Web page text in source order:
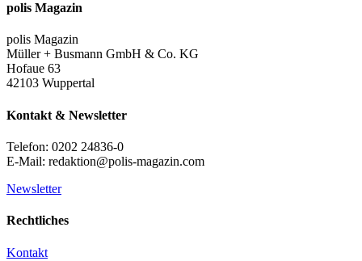
polis Magazin
polis Magazin
Müller + Busmann GmbH & Co. KG
Hofaue 63
42103 Wuppertal
Kontakt & Newsletter
Telefon: 0202 24836-0
E-Mail: redaktion@polis-magazin.com
Newsletter
Rechtliches
Kontakt